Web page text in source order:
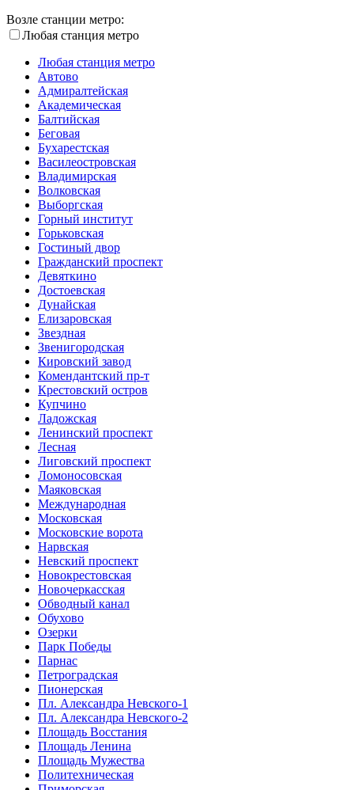
Возле станции метро:
Любая станция метро
Любая станция метро
Автово
Адмиралтейская
Академическая
Балтийская
Беговая
Бухарестская
Василеостровская
Владимирская
Волковская
Выборгская
Горный институт
Горьковская
Гостиный двор
Гражданский проспект
Девяткино
Достоевская
Дунайская
Елизаровская
Звездная
Звенигородская
Кировский завод
Комендантский пр-т
Крестовский остров
Купчино
Ладожская
Ленинский проспект
Лесная
Лиговский проспект
Ломоносовская
Маяковская
Международная
Московская
Московские ворота
Нарвская
Невский проспект
Новокрестовская
Новочеркасская
Обводный канал
Обухово
Озерки
Парк Победы
Парнас
Петроградская
Пионерская
Пл. Александра Невского-1
Пл. Александра Невского-2
Площадь Восстания
Площадь Ленина
Площадь Мужества
Политехническая